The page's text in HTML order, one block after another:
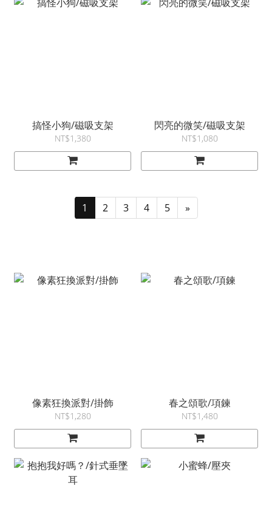
搞怪小狗/磁吸支架
NT$1,380
閃亮的微笑/磁吸支架
NT$1,080
1 2 3 4 5 »
像素狂換派對/掛飾
NT$1,280
春之頌歌/項鍊
NT$1,480